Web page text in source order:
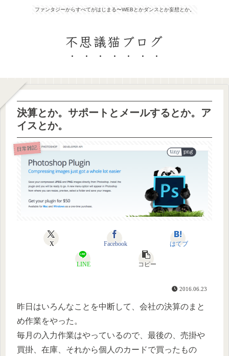
ファンタジーからすべてがはじまる〜WEBとかダンスとか妄想とか。
不思議猫ブログ
決算とか。サポートとメールするとか。ア
イスとか。
日常雑記
X Facebook はてブ
LINE コピー
2016.06.23
昨日はいろんなことを中断して、会社の決算のまと
め作業をやった。
毎月の入力作業はやっているので、最後の、売掛や
買掛、在庫、それから個人のカードで買ったもの